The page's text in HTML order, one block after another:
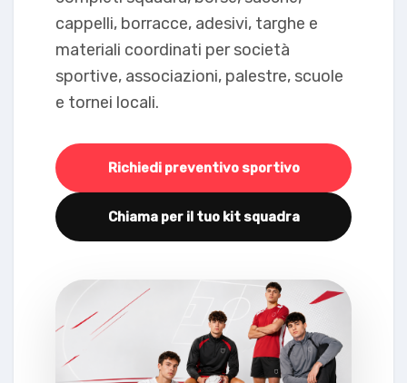
cappelli, borracce, adesivi, targhe e
materiali coordinati per società
sportive, associazioni, palestre, scuole
e tornei locali.
Richiedi preventivo sportivo
Chiama per il tuo kit squadra